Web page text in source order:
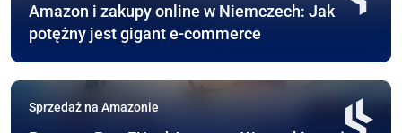
Amazon i zakupy online w Niemczech: Jak
potężny jest gigant e-commerce
Sprzedaż na Amazonie